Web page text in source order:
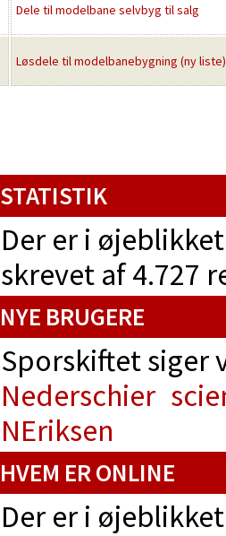
Dele til modelbane selvbyg til salg
Løsdele til modelbanebygning (ny liste)
STATISTIK
Der er i
skrevet af 4.727
NYE BRUGERE
Sporskiftet
Nederschier
NEriksen
HVEM ER ONLINE
Der er i